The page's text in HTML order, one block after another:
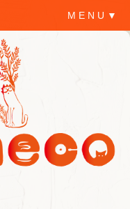
M E N U ▼